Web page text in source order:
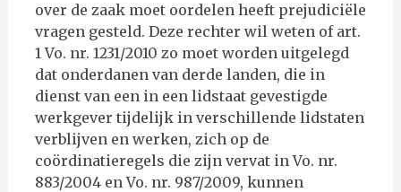
over de zaak moet oordelen heeft prejudiciële
vragen gesteld. Deze rechter wil weten of art.
1 Vo. nr. 1231/2010 zo moet worden uitgelegd
dat onderdanen van derde landen, die in
dienst van een in een lidstaat gevestigde
werkgever tijdelijk in verschillende lidstaten
verblijven en werken, zich op de
coördinatieregels die zijn vervat in Vo. nr.
883/2004 en Vo. nr. 987/2009, kunnen